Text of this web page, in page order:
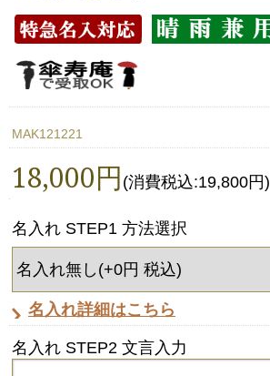
MAK121221
18,000円 (消費税込:19,800円)
名入れ STEP1 方法選択
名入れ詳細はこちら
名入れ STEP2 文言入力